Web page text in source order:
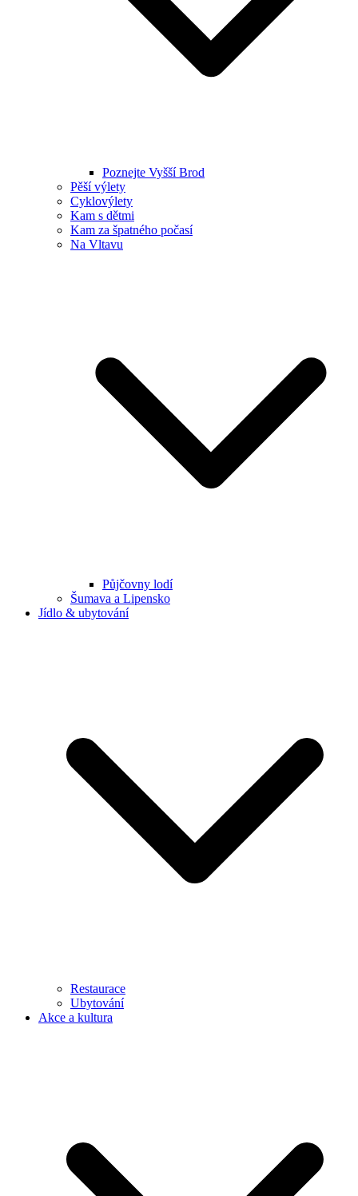
Poznejte Vyšší Brod
Pěší výlety
Cyklovýlety
Kam s dětmi
Kam za špatného počasí
Na Vltavu
Půjčovny lodí
Šumava a Lipensko
Jídlo & ubytování
Restaurace
Ubytování
Akce a kultura